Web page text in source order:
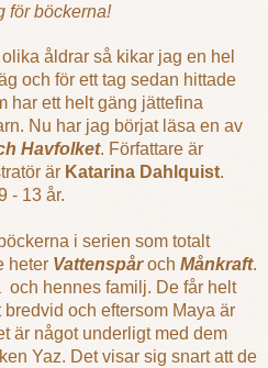
för böckerna!
åldrar så kikar jag en hel
och för ett tag sedan hittade
har ett helt gäng jättefina
Nu har jag börjat läsa en av
Havfolket. Författare är
är Katarina Dahlquist.
- 13 år.
i serien som totalt
heter Vattenspåroch Månkraft.
och hennes familj. De får helt
och eftersom Maya är
är något underligt med dem
Yaz. Det visar sig snart att de